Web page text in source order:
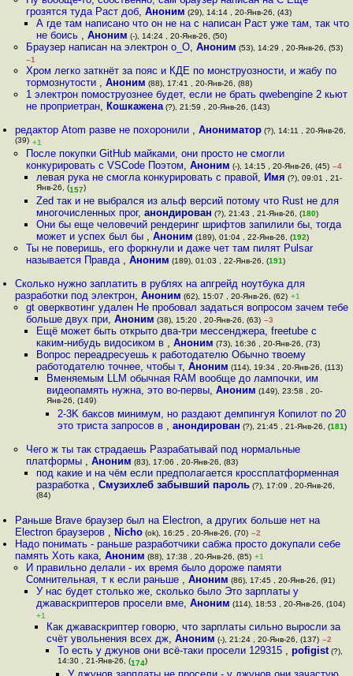
грозятся туда Раст доб, Аноним (29), 14:14 , 20-Янв-26, (43)
А где там написано что он не на с написан Раст уже там, так что
не боись , Аноним (-), 14:24 , 20-Янв-26, (50)
Браузер написан на электрон o_O, Аноним (53), 14:29 , 20-Янв-26, (53)
–1
Хром легко заткнёт за пояс и КДЕ по монструозности, и жабу по
тормознутости , Аноним (88), 17:41 , 20-Янв-26, (88)
1 электрон помоструознее будет, если не брать qwebengine 2 кьют
не проприетран, Кошкажена(?), 21:59 , 20-Янв-26, (143)
редактор Atom разве не похоронили ,Анониматор (?), 14:11 , 20-Янв-26,
(39) +1
После покупки GitHub майками, они просто не смогли
конкурировать с VSCode Поэтом, Аноним (-), 14:15 , 20-Янв-26, (45) –4
левая рука не смогла конкурировать с правой, Имя (?), 09:01 , 21-
Янв-26, (157)
Zed так и не выбрался из альф версий потому что Rust не для
многочисленных прог, анондирован (?), 21:43 , 21-Янв-26, (180)
Они бы еще человечий рендеринг шрифтов запилили бы, тогда
может и успех был бы , Аноним (189), 01:04 , 22-Янв-26, (192)
Ты не поверишь, его форкнули и даже чет там пилят Pulsar
называется Правда , Аноним (189), 01:03 , 22-Янв-26, (191)
Сколько нужно заплатить в рублях на апгрейд ноутбука для
разработки под электрон,Аноним (62), 15:07 , 20-Янв-26, (62) +1
gt оверквотинг удален Не пробовал задаться вопросом зачем тебе
больше двух при, Аноним (38), 15:20 , 20-Янв-26, (63) –3
Ещё может быть открыто два-три мессенджера, freetube с
каким-нибудь видосиком в , Аноним (73), 16:36 , 20-Янв-26, (73)
Вопрос переадресуешь к работодателю Обычно твоему
работодателю точнее, чтобы т, Аноним (114), 19:34 , 20-Янв-26, (113)
Вменяемым LLM обычная RAM вообще до лампочки, им
видеопамять нужна, это во-первы,Аноним (149), 23:58 , 20-
Янв-26, (149)
2-3K баксов минимум, но раздают демпингуя Копилот по 20
это триста запросов в , анондирован (?), 21:45 , 21-Янв-26, (181)
Чего ж ты так страдаешь Разрабатывай под нормальные
платформы , Аноним (83), 17:06 , 20-Янв-26, (83)
под какие и на чём если предполагается кроссплатформенная
разработка , Смузихлеб забывший пароль(?), 17:09 , 20-Янв-26,
(84)
Раньше Brave браузер был на Electron, а других больше нет на
Electron браузеров , Nicho (ok), 16:25 , 20-Янв-26, (70) –2
Надо понимать - раньше разработчики сабжа просто докупали себе
память Хоть кака,Аноним (88), 17:38 , 20-Янв-26, (85) +1
И правильно делали - их время было дороже памяти
Сомнительная, т к если раньше , Аноним (86), 17:45 , 20-Янв-26, (91)
У нас будет столько же, сколько было Это зарплаты у
джаваскриптеров просели вме, Аноним (114), 18:53 , 20-Янв-26, (104)
+1
Как джаваскриптер говорю, что зарплаты сильно выросли за
счёт увольнения всех дж,Аноним (-), 21:24 , 20-Янв-26, (137) –2
То есть у джунов они всё-таки просели 129315 , pofigist(?),
14:30 , 21-Янв-26, (174)